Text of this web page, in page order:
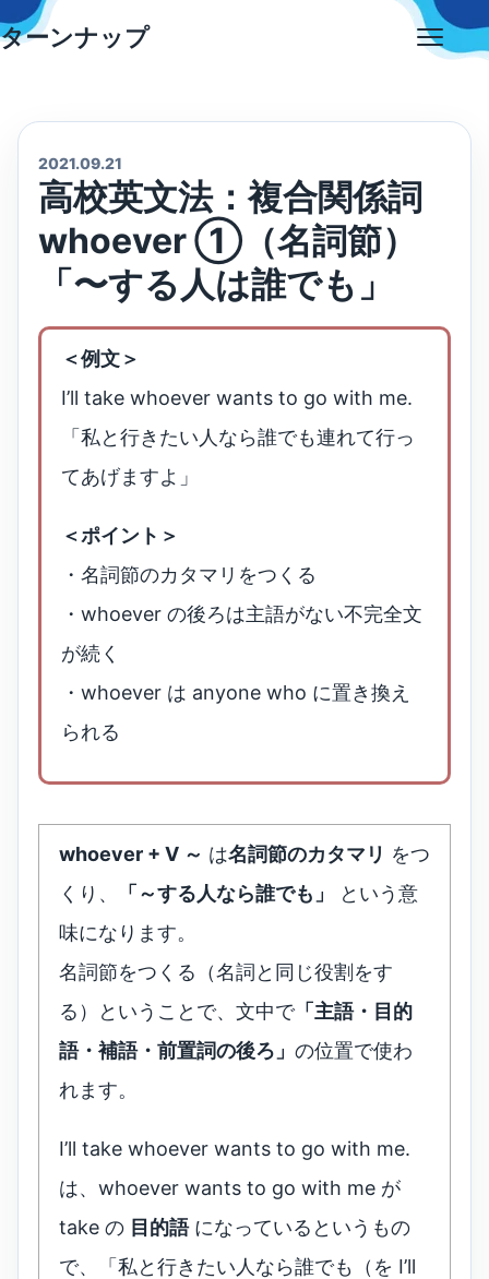
Skip
to
ターンナップ
2021.09.21
高校英文法：複合関係詞
whoever ①（名詞節）
「〜する人は誰でも」
＜例文＞
I’ll take whoever wants to go with me.
「私と行きたい人なら誰でも連れて行っ
てあげますよ」
＜ポイント＞
・名詞節のカタマリをつくる
・whoever の後ろは主語がない不完全文
が続く
・whoever は anyone who に置き換え
られる
whoever + V ～ は名詞節のカタマリ をつ
くり、
「～する人なら誰でも」
という意
味になります。
名詞節をつくる（名詞と同じ役割をす
る）ということで、文中で「主語・目的
語・補語・前置詞の後ろ」 の位置で使わ
れます。
I’ll take whoever wants to go with me.
は、whoever wants to go with me が
take の 目的語になっているというもの
で、「私と行きたい人なら誰でも（を I’ll